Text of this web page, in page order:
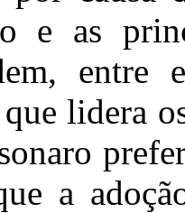
e as
entre
lidera
a